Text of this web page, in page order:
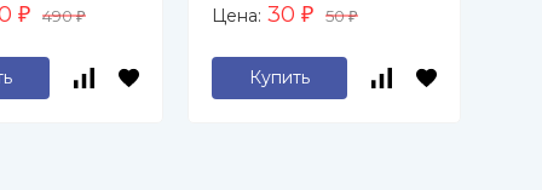
₽ 490₽
общества
Цена: 30 ₽ 50₽
Купить